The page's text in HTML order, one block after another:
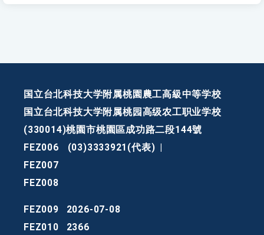
国立台北科技大学附属桃園農工高級中等学校
国立台北科技大学附属桃园高级农工职业学校
(330014)桃園市桃園區成功路二段144號
FEZ006
(03)3333921(代表)
FEZ007
FEZ008
FEZ009
2026-07-08
FEZ010
2366